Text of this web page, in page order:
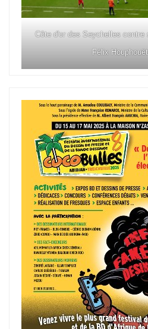
Côte d'or des Seychelles contre
Félix